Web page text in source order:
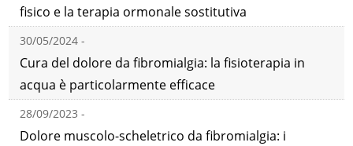
fisico e la terapia ormonale sostitutiva
30/05/2024 -
Cura del dolore da fibromialgia: la fisioterapia in
acqua è particolarmente efficace
28/09/2023 -
Dolore muscolo-scheletrico da fibromialgia: i